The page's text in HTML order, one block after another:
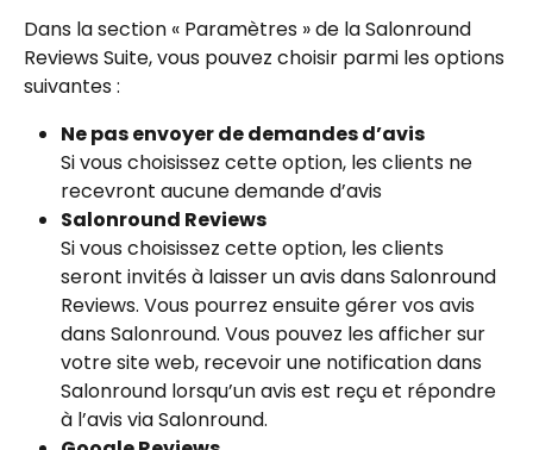
Dans la section « Paramètres » de la Salonround
Reviews Suite, vous pouvez choisir parmi les options
suivantes :
Ne pas envoyer de demandes d’avis
Si vous choisissez cette option, les clients ne
recevront aucune demande d’avis
Salonround Reviews
Si vous choisissez cette option, les clients
seront invités à laisser un avis dans Salonround
Reviews. Vous pourrez ensuite gérer vos avis
dans Salonround. Vous pouvez les afficher sur
votre site web, recevoir une notification dans
Salonround lorsqu’un avis est reçu et répondre
à l’avis via Salonround.